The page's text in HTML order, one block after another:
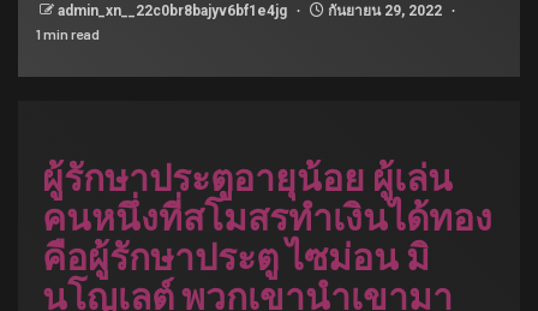
admin_xn__22c0br8bajyv6bf1e4jg
กันยายน 29, 2022
1 min read
ผู้รักษาประตูอายุน้อย ผู้เล่น
คนหนึ่งที่สโมสรทำเงินได้ทอง
คือผู้รักษาประตู ไซม่อน มิ
นโญเลต์ พวกเขานำเขามา